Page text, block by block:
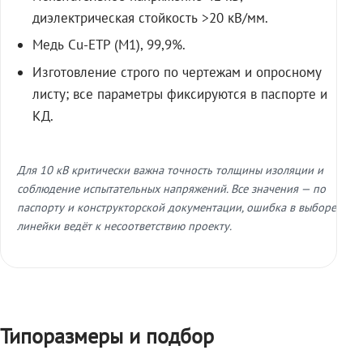
диэлектрическая стойкость >20 кВ/мм.
Медь Cu-ETP (M1), 99,9%.
Изготовление строго по чертежам и опросному
листу; все параметры фиксируются в паспорте и
КД.
Для 10 кВ критически важна точность толщины изоляции и
соблюдение испытательных напряжений. Все значения — по
паспорту и конструкторской документации, ошибка в выборе
линейки ведёт к несоответствию проекту.
Типоразмеры и подбор